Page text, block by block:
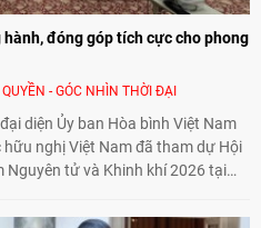
đóng góp tích cực cho phong
- GÓC NHÌN THỜI ĐẠI
diện Ủy ban Hòa bình Việt Nam
nghị Việt Nam đã tham dự Hội
Nguyên tử và Khinh khí 2026 tại
trào hoà bình của nhân dân